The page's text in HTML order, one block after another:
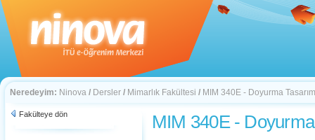
Neredeyim: Ninova / Dersler / Mimarlık Fakültesi / MIM 340E - Doyurma
Fakülteye dön MIM 340E - Doyurma